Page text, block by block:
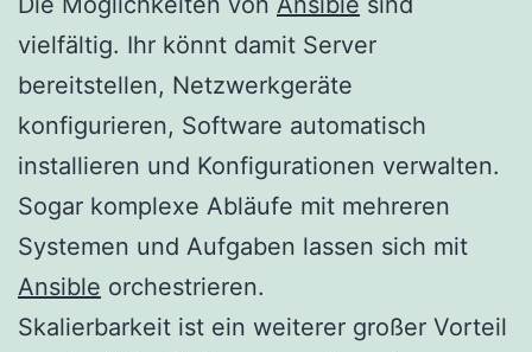
vielfältig. Ihr könnt damit Server
bereitstellen, Netzwerkgeräte
konfigurieren, Software automatisch
installieren und Konfigurationen verwalten.
Sogar komplexe Abläufe mit mehreren
Systemen und Aufgaben lassen sich mit
Ansible orchestrieren.
Skalierbarkeit ist ein weiterer großer Vorteil